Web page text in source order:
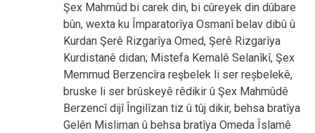
Şex Mahmûd bi carek din, bi cûreyek din dûbare
bûn, wexta ku Împaratorîya Osmanî belav dibû û
Kurdan Şerê Rizgarîya Omed, Şerê Rizgarîya
Kurdistanê didan; Mistefa Kemalê Selanîkî, Şex
Memmud Berzencîra reşbelek li ser reșbelekê,
bruske li ser brûskeyê rêdikir û Şex Mahmûdê
Berzencî dijî Îngilîzan tiz û tûj dikir, behsa bratîya
Gelên Misliman û behsa bratîya Omeda Îslamê